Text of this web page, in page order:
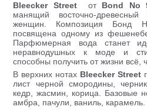
Bleecker Street от Bond No
манящий восточно-
женщин. Композиция Бонд
посвящена одному из
Парфюмерная вода станет
неравнодушных к моде и
способны получить от жизни всё,
В верхних нотах Bleecker Street
лист черной смородины,
кедр, жасмин, корица. Базовые
амбра, пачули, ваниль, карамель.